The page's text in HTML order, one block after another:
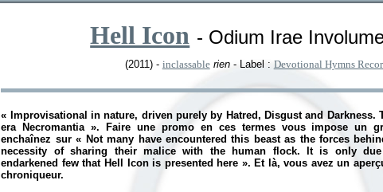
Hell Icon - Odium Irae
(2011) - inclassable rien- Label : Devotional Hymns
« Improvisational in nature, driven purely by Hatred, Disgust and Darkness.
era Necromantia». Faire une promo en ces termes vous impose un
enchaînez sur « Not many have encountered this beast as the forces
necessity of sharing their malice with the human flock. It is only
endarkened few that Hell Icon is presented here ». Et là, vous avez un
chroniqueur.